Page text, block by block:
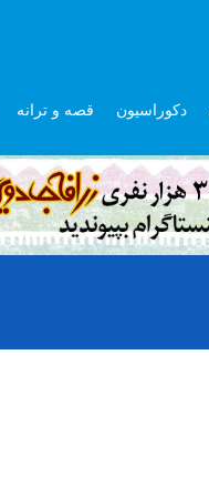
دکوراسیون قصه و ترانه